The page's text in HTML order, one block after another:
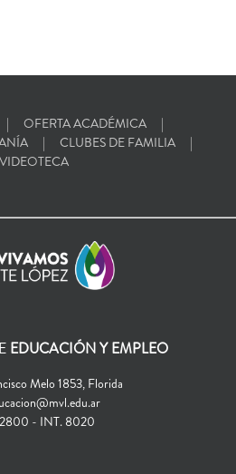
OFERTA ACADÉMICA
CLUBES DE FAMILIA
VIDEOTECA
EDUCACIÓN Y EMPLEO
Melo 1853, Florida
- INT. 8020